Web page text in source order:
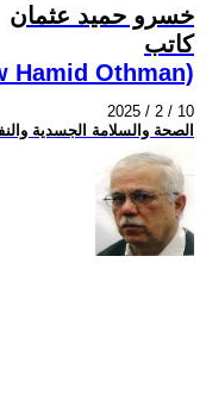
خسرو حميد عثمان
كاتب
Hamid Othman)
2025 / 2 / 10
الصحة والسلامة الجسدية